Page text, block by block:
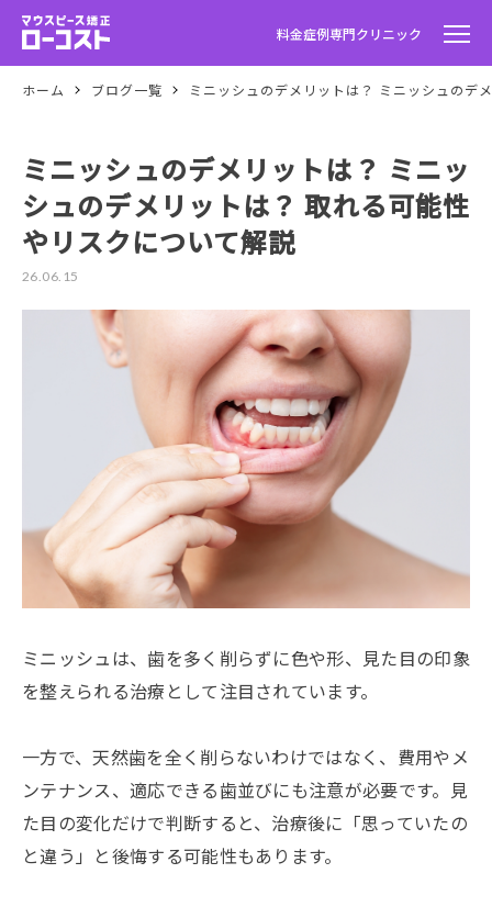
料金症例専門クリニック
ホーム ブログ一覧 ミニッシュのデメリットは？ ミニッシュのデ
ミニッシュのデメリットは？ ミニッ
シュのデメリットは？ 取れる可能性
やリスクについて解説
26.06.15
ミニッシュは、歯を多く削らずに色や形、見た目の印象
を整えられる治療として注目されています。
一方で、天然歯を全く削らないわけではなく、費用やメ
ンテナンス、適応できる歯並びにも注意が必要です。見
た目の変化だけで判断すると、治療後に「思っていたの
と違う」と後悔する可能性もあります。